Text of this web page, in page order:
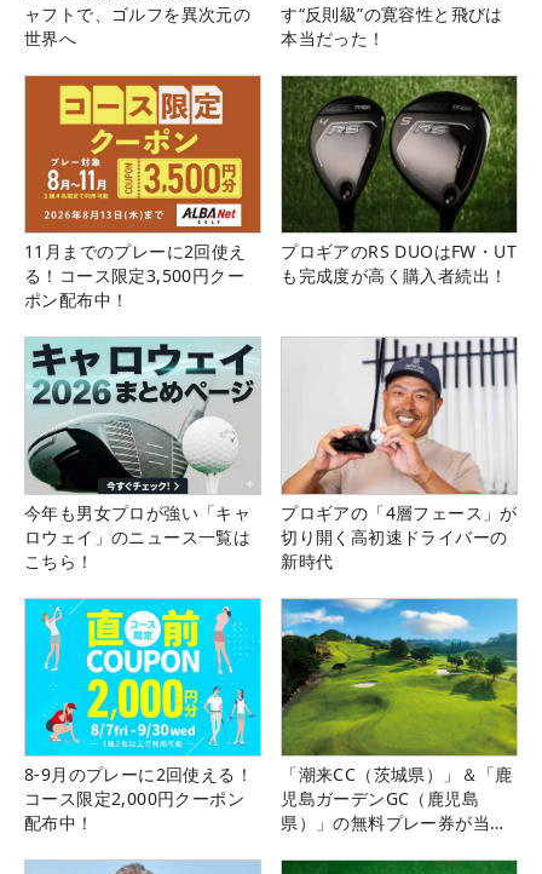
ャフトで、ゴルフを異次元の
世界へ
す“反則級”の寛容性と飛びは
本当だった！
11月までのプレーに2回使え
る！コース限定3,500円クー
ポン配布中！
プロギアのRS DUOはFW・UT
も完成度が高く購入者続出！
今年も男女プロが強い「キャ
ロウェイ」のニュース一覧は
こちら！
プロギアの「4層フェース」が
切り開く高初速ドライバーの
新時代
8-9月のプレーに2回使える！
コース限定2,000円クーポン
配布中！
「潮来CC（茨城県）」＆「鹿
児島ガーデンGC（鹿児島
県）」の無料プレー券が当た